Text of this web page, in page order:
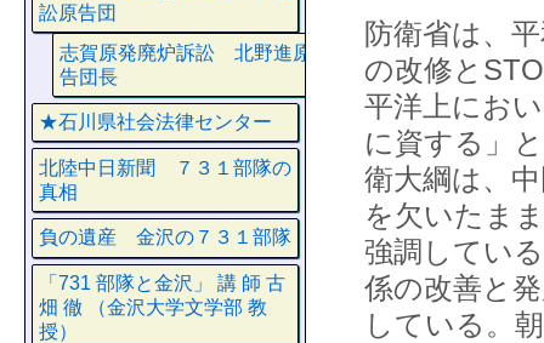
防衛省は、
の改修と
平洋上にお
に資する」
衛大綱は、
を欠いたま
強調してい
係の改善と
している。
訟原告団
志賀原発廃炉訴訟 北野進原
告団長
★石川県社会法律センター
北陸中日新聞 ７３１部隊の
真相
負の遺産 金沢の７３１部隊
「731 部隊と金沢」 講 師 古
畑 徹 （金沢大学文学部 教
授）